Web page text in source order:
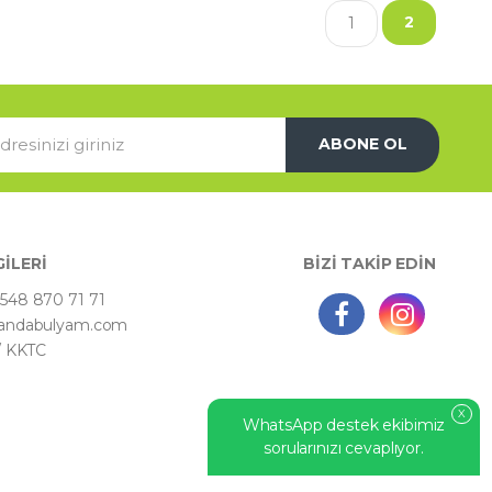
1 2
ABONE OL
870 71 71
BİZİ TAKİP EDİN
X
WhatsApp destek ekibimiz
sorularınızı cevaplıyor.